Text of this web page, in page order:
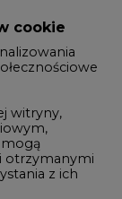
cookie
witryny,
otrzymanymi
z ich